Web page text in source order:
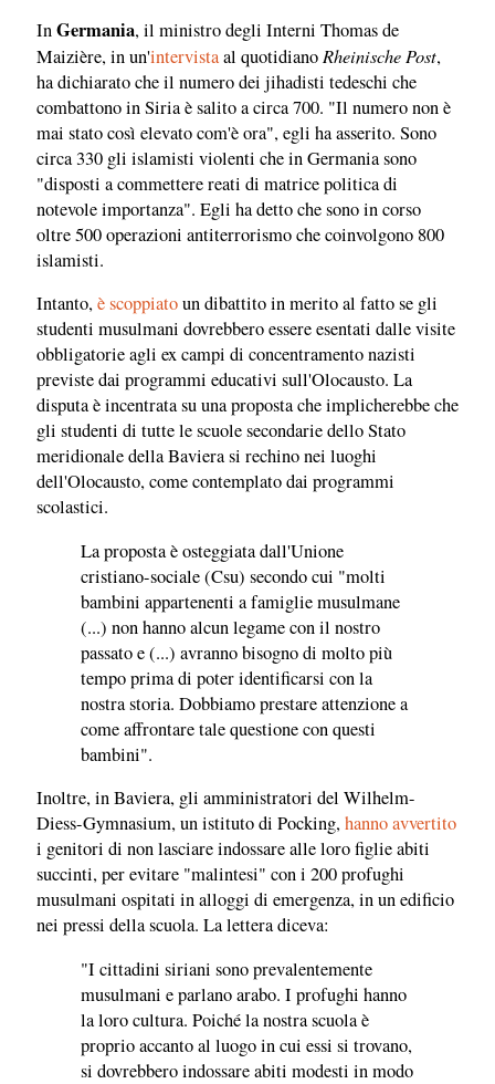
InGermania, il ministro degli Interni Thomas de
Maizière, in un'intervistaal quotidiano Rheinische Post,
ha dichiarato che il numero dei jihadisti tedeschi che
combattono in Siria è salito a circa 700. "Il numero non è
mai stato così elevato com'è ora", egli ha asserito. Sono
circa 330 gli islamisti violenti che in Germania sono
"disposti a commettere reati di matrice politica di
notevole importanza". Egli ha detto che sono in corso
oltre 500 operazioni antiterrorismo che coinvolgono 800
islamisti.
Intanto,è scoppiatoun dibattito in merito al fatto se gli
studenti musulmani dovrebbero essere esentati dalle visite
obbligatorie agli ex campi di concentramento nazisti
previste dai programmi educativi sull'Olocausto. La
disputa è incentrata su una proposta che implicherebbe che
gli studenti di tutte le scuole secondarie dello Stato
meridionale della Baviera si rechino nei luoghi
dell'Olocausto, come contemplato dai programmi
scolastici.
La proposta è osteggiata dall'Unione
cristiano-sociale (Csu) secondo cui "molti
bambini appartenenti a famiglie musulmane
(...) non hanno alcun legame con il nostro
passato e (...) avranno bisogno di molto più
tempo prima di poter identificarsi con la
nostra storia. Dobbiamo prestare attenzione a
come affrontare tale questione con questi
bambini".
Inoltre, in Baviera, gli amministratori del Wilhelm-
Diess-Gymnasium, un istituto di Pocking,hanno avvertito
i genitori di non lasciare indossare alle loro figlie abiti
succinti, per evitare "malintesi" con i 200 profughi
musulmani ospitati in alloggi di emergenza, in un edificio
nei pressi della scuola. La lettera diceva:
"I cittadini siriani sono prevalentemente
musulmani e parlano arabo. I profughi hanno
la loro cultura. Poiché la nostra scuola è
proprio accanto al luogo in cui essi si trovano,
si dovrebbero indossare abiti modesti in modo